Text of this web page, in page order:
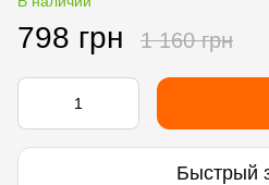
798 грн 1 160 грн
Быстрый